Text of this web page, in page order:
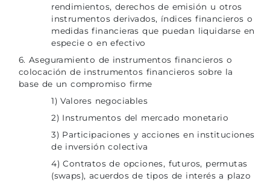
rendimientos, derechos de emisión u otros
instrumentos derivados, índices financieros o
medidas financieras que puedan liquidarse en
especie o en efectivo
6. Aseguramiento de instrumentos financieros o
colocación de instrumentos financieros sobre la
base de un compromiso firme
1) Valores negociables
2) Instrumentos del mercado monetario
3) Participaciones y acciones en instituciones
de inversión colectiva
4) Contratos de opciones, futuros, permutas
(swaps), acuerdos de tipos de interés a plazo